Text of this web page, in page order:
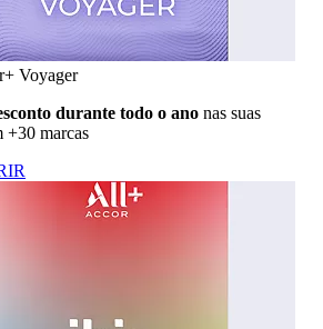
Voyager
durante todo o ano nas suas
+30 marcas